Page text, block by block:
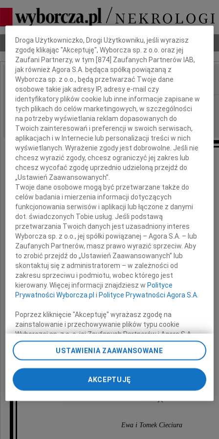
Nekrologi Odeszli Poradnik pogrzebowy
IMIĘ I NAZWISKO:
REGION: Warszawa
DATA EMISJI: 30.04.2010
Grażynce
wyrazy głębokiego współczucia
z powodu śmierci
Męża
Stanisława Góry
składają
Ewa i Tomek Cieciura
Dbamy o Twoją prywatność
Droga Użytkowniczko, Drogi Użytkowniku, jeśli wyrazisz
zgodę klikając "Akceptuję", Wyborcza sp. z o.o. oraz jej
Zaufani Partnerzy, w tym [874 ] Zaufanych Partnerów IAB,
jak również Agora S.A. będąca spółką powiązaną z
Wyborcza sp. z o.o., będą przetwarzać Twoje dane
osobowe takie jak adresy IP, adresy e-mail czy
identyfikatory plików cookie lub inne informacje zapisane w
tych plikach do celów marketingowych, w szczególności
na potrzeby wyświetlania reklam dopasowanych do
Twoich zainteresowań i preferencji w swoich serwisach,
aplikacjach i w Internecie lub personalizacji treści w nich
wyświetlanych. Wyrażenie zgody jest dobrowolne. Jeśli nie
chcesz wyrazić zgody, chcesz ograniczyć jej zakres lub
chcesz wycofać zgodę uprzednio udzieloną przejdź do
„Ustawień Zaawansowanych”.
Twoje dane osobowe mogą być przetwarzane także do
celów badania i mierzenia informacji dotyczących
funkcjonowania serwisów i aplikacji lub łączone z danymi
dot. świadczonych Tobie usług. Jeśli podstawą
przetwarzania Twoich danych jest uzasadniony interes
Wyborcza sp. z o.o., jej spółki powiązanej – Agora S.A. – lub
Zaufanych Partnerów, masz prawo wyrazić sprzeciw. Aby
to zrobić przejdź do „Ustawień Zaawansowanych” lub
skontaktuj się z administratorem – w zależności od
zakresu sprzeciwu i podmiotu, wobec którego jest
kierowany. Więcej informacji znajdziesz w Polityce
Prywatności Wyborcza.pl i Polityce Prywatności Agora S.A.
Poprzez kliknięcie "Akceptuję" wyrażasz zgodę na
zainstalowanie i przechowywanie plików typu cookie
Wyborczej sp. z o. o. jej Zaufanych Partnerów i Agora S.A.
na Twoim urządzeniu końcowym. Możesz też w każdej
chwili zmienić swoje preferencje dot. plików cookie,
preferencjami dot. przetwarzania danych poprzez
odnośnik „Ustawienia prywatności” w stopce serwisu i
przechodząc do sekcji „Ustawienia zaawansowane”.
Zmiana ustawień plików cookie możliwa jest także za
USTAWIENIA ZAAWANSOWANE
AKCEPTUJĘ